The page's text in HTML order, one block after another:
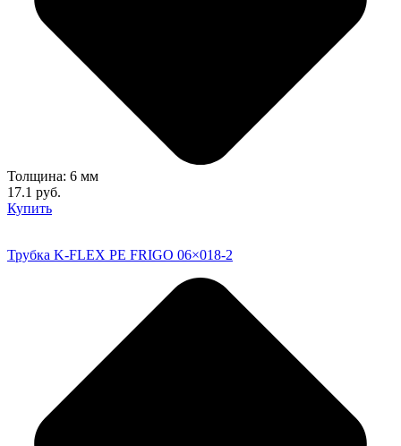
Толщина: 6 мм
17.1 руб.
Купить
Трубка K-FLEX PE FRIGO 06×018-2